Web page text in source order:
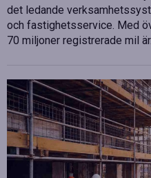
det ledande
och fastighetsservice. Med
70 miljoner registrerade mil